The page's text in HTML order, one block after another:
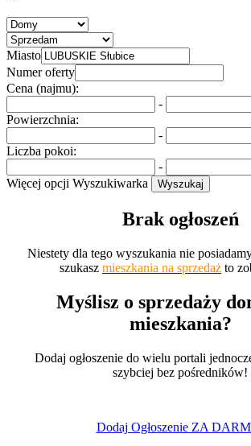
Miasto
Numer oferty
Cena (najmu):
-
Powierzchnia:
-
Liczba pokoi:
-
Więcej opcji Wyszukiwarka Wyszukaj
Brak ogłoszeń
Niestety dla tego wyszukania nie
szukasz mieszkania na sprzedaż to
Myślisz o sprzedaży
mieszkania?
Dodaj ogłoszenie do wielu portali
szybciej bez pośredników!
Dodaj Ogłoszenie ZA